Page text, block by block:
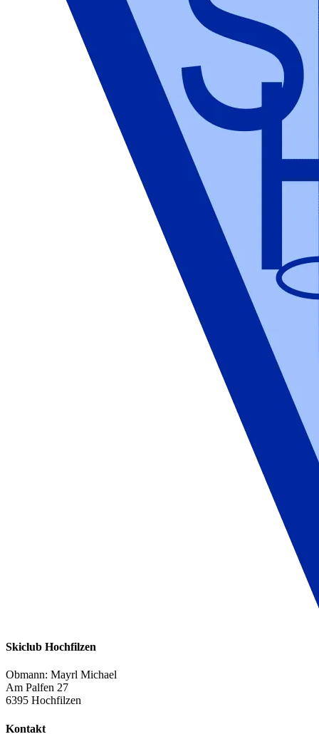
Skiclub Hochfilzen
Obmann: Mayrl Michael
Am Palfen 27
6395 Hochfilzen
Kontakt